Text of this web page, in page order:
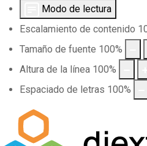
Modo de lectura
Escalamiento de contenido
Tamaño de fuente 100%
Altura de la línea 100%
Espaciado de letras 100%